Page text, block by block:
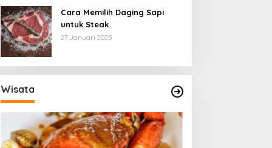
Cara Memilih Daging Sapi
untuk Steak
27 Januari 2025
Wisata